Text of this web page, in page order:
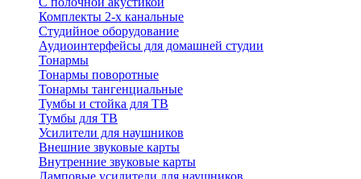
Комплекты 2-х канальные
Студийное оборудование
Аудиоинтерфейсы для домашней студии
Тонармы
Тонармы поворотные
Тонармы тангенциальные
Тумбы и стойка для ТВ
Тумбы для ТВ
Усилители для наушников
Внешние звуковые карты
Внутренние звуковые карты
Ламповые усилители для наушников